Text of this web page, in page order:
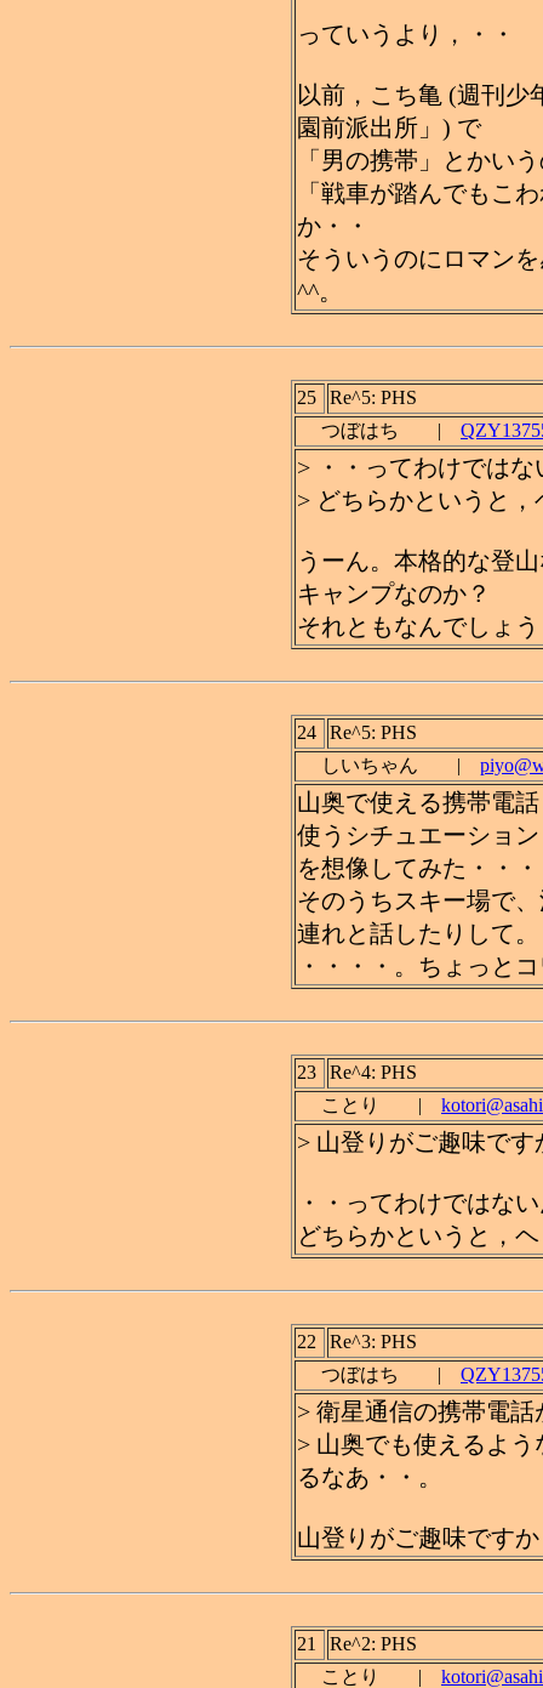
っていうより，・・
以前，こち亀 (週刊少
園前派出所」) で
「男の携帯」とかい
「戦車が踏んでもこ
か・・
そういうのにロマン
^^。
25
Re^5: PHS
つぼはち |
> ・・ってわけでは
> どちらかというと
うーん。本格的な登
キャンプなのか？
それともなんでしょ
24
Re^5: PHS
しいちゃん |
山奥で使える携帯電
使うシチュエーション
を想像してみた・・
そのうちスキー場で
連れと話したりして。
・・・・。ちょっと
23
Re^4: PHS
ことり |
> 山登りがご趣味です
・・ってわけではな
どちらかというと，
22
Re^3: PHS
つぼはち |
> 衛星通信の携帯電
> 山奥でも使えるよ
るなあ・・。
山登りがご趣味です
21
Re^2: PHS
ことり |